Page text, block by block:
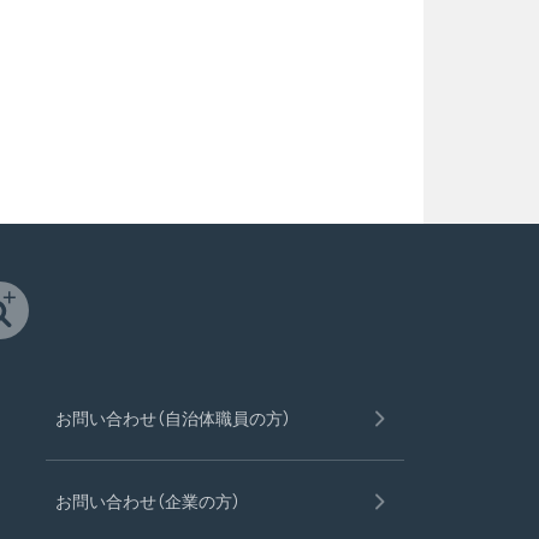
お問い合わせ（自治体職員の方）
お問い合わせ（企業の方）